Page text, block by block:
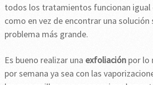
todos los tratamientos funcionan igual
como en vez de encontrar una solución
problema más grande.
Es bueno realizar una exfoliaciónpor lo
por semana ya sea con las